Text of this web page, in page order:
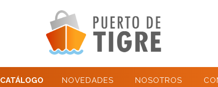
CATÁLOGO NOVEDADES NOSOTROS